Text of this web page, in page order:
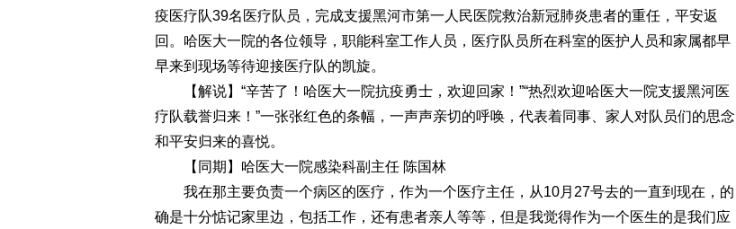
疫医疗队39名医疗队员，完成支援黑河市第一人民医院救治新冠肺炎患者的重任，平安返
回。哈医大一院的各位领导，职能科室工作人员，医疗队员所在科室的医护人员和家属都早
早来到现场等待迎接医疗队的凯旋。
【解说】“辛苦了！哈医大一院抗疫勇士，欢迎回家！”“热烈欢迎哈医大一院支援黑河医
疗队载誉归来！”一张张红色的条幅，一声声亲切的呼唤，代表着同事、家人对队员们的思念
和平安归来的喜悦。
【同期】哈医大一院感染科副主任 陈国林
我在那主要负责一个病区的医疗，作为一个医疗主任，从10月27号去的一直到现在，的
确是十分惦记家里边，包括工作，还有患者亲人等等，但是我觉得作为一个医生的是我们应